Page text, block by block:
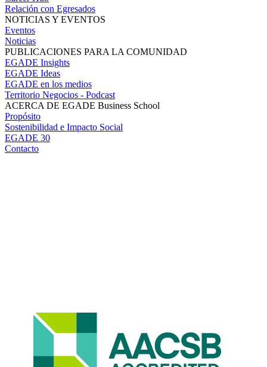
Relación con Egresados
NOTICIAS Y EVENTOS
Eventos
Noticias
PUBLICACIONES PARA LA COMUNIDAD
EGADE Insights
EGADE Ideas
EGADE en los medios
Territorio Negocios - Podcast
ACERCA DE EGADE Business School
Propósito
Sostenibilidad e Impacto Social
EGADE 30
Contacto